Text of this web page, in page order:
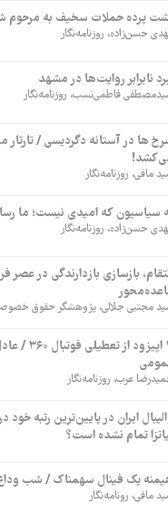
پرده حملات سخیف به مرحوم
حسن‌زاده، روزنامه‌نگار
نابرابر روایت‌ها در مشهد
فاطمی‌نسب، روزنامه‌نگار
ها در آستانه دگردیسی / تارتار
مافی، روزنامه‌نگار
سیاسیون که امیدی نیست؛ ما
حسن‌زاده، روزنامه‌نگار
بازسازی بازدارندگی در عصر
مجتبی جلالی، پژوهشگر حقوق
۳ اپیزود
عرب، روزنامه‌نگار
ایران در پایین‌ترین رتبه
تمام نشده است؟
یک فینال سهمناک / شب
مافی، رونامه‌نگار